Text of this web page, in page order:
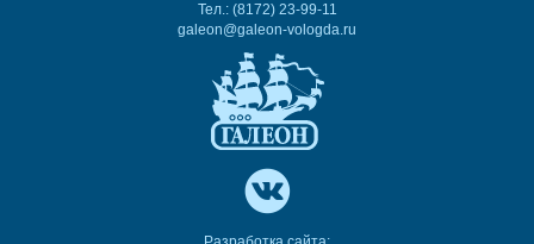
Тел.: (8172) 23-99-11
galeon@galeon-vologda.ru